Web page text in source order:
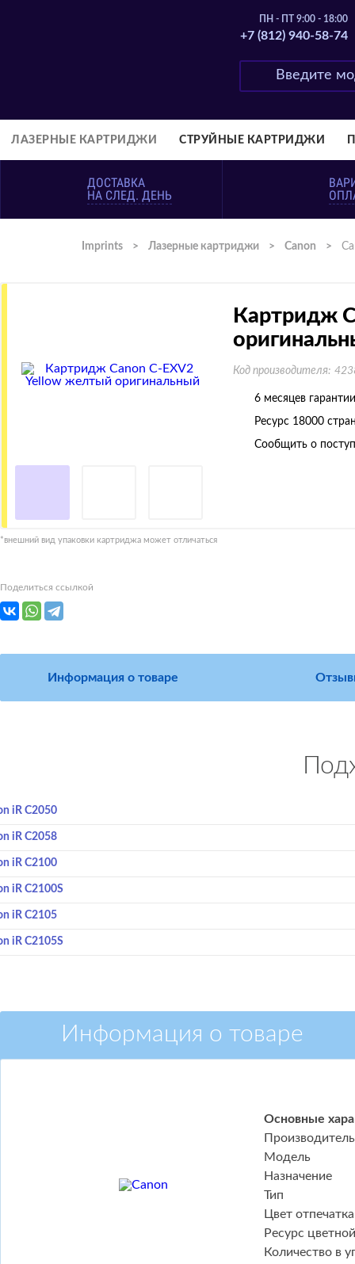
ПН - ПТ 9:00 - 18:00
+7 (812) 940-58-74
ЛАЗЕРНЫЕ КАРТРИДЖИ СТРУЙНЫЕ КАРТРИДЖИ
ДОСТАВКА
НА СЛЕД. ДЕНЬ
Imprints > Лазерные картриджи > Canon >
Картридж
Код производителя:
6 месяцев гарантии
Ресурс 18000
Сообщить о
*внешний вид упаковки картриджа может отличаться
Поделиться ссылкой
Информация о товаре
iR C2050
iR C2058
iR C2100
iR C2100S
iR C2105
iR C2105S
Информация о товаре
Основные
Производитель
Модель
Назначение
Тип
Цвет отпечатка
Ресурс цветной
Количество в